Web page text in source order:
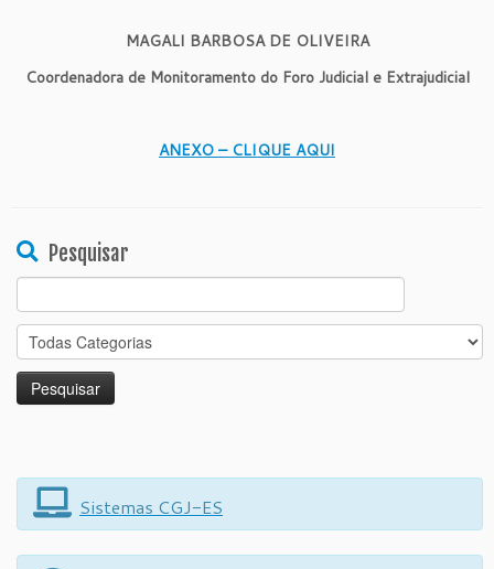
MAGALI BARBOSA DE OLIVEIRA
Coordenadora de Monitoramento do Foro Judicial e Extrajudicial
ANEXO – CLIQUE AQUI
Pesquisar
Search
for:
Sistemas CGJ-ES